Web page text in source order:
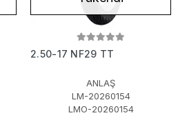
2.50-17 NF29 TT
ANLAŞ
LM-20260154
LMO-20260154